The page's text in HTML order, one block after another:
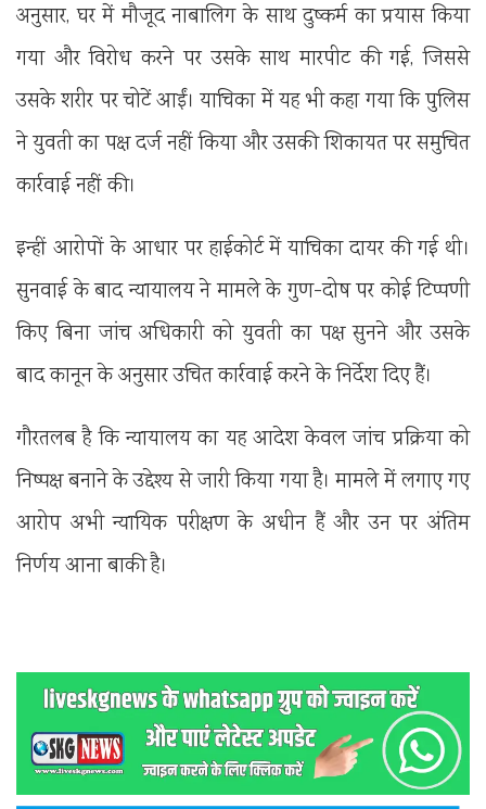
अनुसार, घर में मौजूद नाबालिग के साथ दुष्कर्म का प्रयास किया
गया और विरोध करने पर उसके साथ मारपीट की गई, जिससे
उसके शरीर पर चोटें आईं। याचिका में यह भी कहा गया कि पुलिस
ने युवती का पक्ष दर्ज नहीं किया और उसकी शिकायत पर समुचित
कार्रवाई नहीं की।
इन्हीं आरोपों के आधार पर हाईकोर्ट में याचिका दायर की गई थी।
सुनवाई के बाद न्यायालय ने मामले के गुण-दोष पर कोई टिप्पणी
किए बिना जांच अधिकारी को युवती का पक्ष सुनने और उसके
बाद कानून के अनुसार उचित कार्रवाई करने के निर्देश दिए हैं।
गौरतलब है कि न्यायालय का यह आदेश केवल जांच प्रक्रिया को
निष्पक्ष बनाने के उद्देश्य से जारी किया गया है। मामले में लगाए गए
आरोप अभी न्यायिक परीक्षण के अधीन हैं और उन पर अंतिम
निर्णय आना बाकी है।